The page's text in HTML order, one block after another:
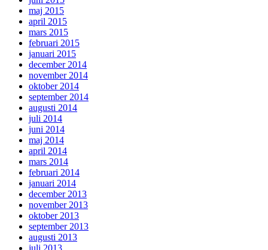
maj 2015
april 2015
mars 2015
februari 2015
januari 2015
december 2014
november 2014
oktober 2014
september 2014
augusti 2014
juli 2014
juni 2014
maj 2014
april 2014
mars 2014
februari 2014
januari 2014
december 2013
november 2013
oktober 2013
september 2013
augusti 2013
juli 2013